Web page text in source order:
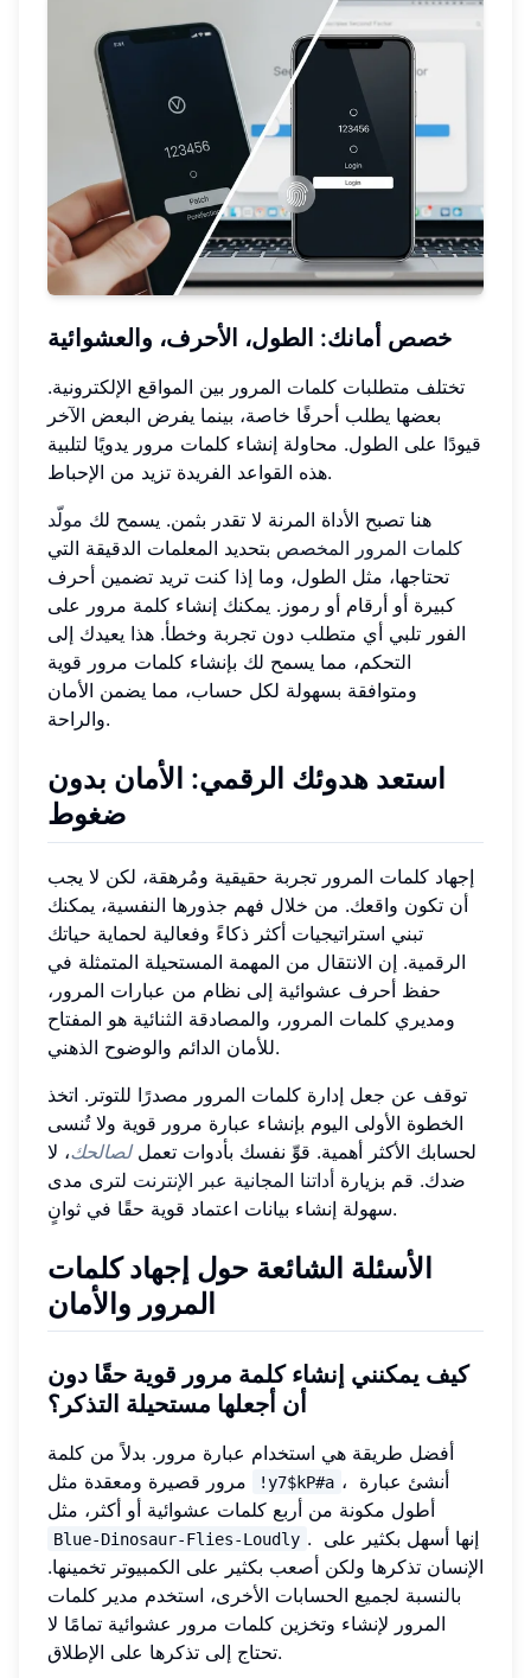
خصص أمانك: الطول، الأحرف، والعشوائية
تختلف متطلبات كلمات المرور بين المواقع الإلكترونية.
بعضها يطلب أحرفًا خاصة، بينما يفرض البعض الآخر
قيودًا على الطول. محاولة إنشاء كلمات مرور يدويًا لتلبية
هذه القواعد الفريدة تزيد من الإحباط.
هنا تصبح الأداة المرنة لا تقدر بثمن. يسمح لك مولّد
كلمات المرور المخصص بتحديد المعلمات الدقيقة التي
تحتاجها، مثل الطول، وما إذا كنت تريد تضمين أحرف
كبيرة أو أرقام أو رموز. يمكنك إنشاء كلمة مرور على
الفور تلبي أي متطلب دون تجربة وخطأ. هذا يعيدك إلى
التحكم، مما يسمح لك بإنشاء كلمات مرور قوية
ومتوافقة بسهولة لكل حساب، مما يضمن الأمان
والراحة.
استعد هدوئك الرقمي: الأمان بدون
ضغوط
إجهاد كلمات المرور تجربة حقيقية ومُرهقة، لكن لا يجب
أن تكون واقعك. من خلال فهم جذورها النفسية، يمكنك
تبني استراتيجيات أكثر ذكاءً وفعالية لحماية حياتك
الرقمية. إن الانتقال من المهمة المستحيلة المتمثلة في
حفظ أحرف عشوائية إلى نظام من عبارات المرور،
ومديري كلمات المرور، والمصادقة الثنائية هو المفتاح
للأمان الدائم والوضوح الذهني.
توقف عن جعل إدارة كلمات المرور مصدرًا للتوتر. اتخذ
الخطوة الأولى اليوم بإنشاء عبارة مرور قوية ولا تُنسى
لحسابك الأكثر أهمية. قوِّ نفسك بأدوات تعمللصالحك، لا
ضدك. قم بزيارة أداتنا المجانية عبر الإنترنت لترى مدى
سهولة إنشاء بيانات اعتماد قوية حقًا في ثوانٍ.
الأسئلة الشائعة حول إجهاد كلمات
المرور والأمان
كيف يمكنني إنشاء كلمة مرور قوية حقًا دون
أن أجعلها مستحيلة التذكر؟
أفضل طريقة هي استخدام عبارة مرور. بدلاً من كلمة
!y7$kP#a ، أنشئ عبارة
أطول مكونة من أربع كلمات عشوائية أو أكثر، مثل
Blue-Dinosaur-Flies-Loudly . إنها أسهل بكثير على
الإنسان تذكرها ولكن أصعب بكثير على الكمبيوتر تخمينها.
بالنسبة لجميع الحسابات الأخرى، استخدم مدير كلمات
المرور لإنشاء وتخزين كلمات مرور عشوائية تمامًا لا
تحتاج إلى تذكرها على الإطلاق.